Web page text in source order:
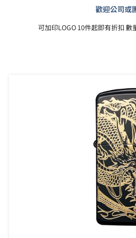
歡迎公司或
可加印LOGO 10件起即有折扣